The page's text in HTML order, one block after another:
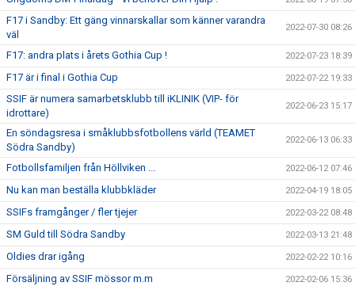
F17 i Sandby: Ett gäng vinnarskallar som känner varandra
väl
2022-07-30 08:26
F17: andra plats i årets Gothia Cup ! 2022-07-23 18:39
F17 är i final i Gothia Cup 2022-07-22 19:33
SSIF är numera samarbetsklubb till iKLINIK (VIP- för
idrottare)
2022-06-23 15:17
En söndagsresa i småklubbsfotbollens värld (TEAMET
Södra Sandby)
2022-06-13 06:33
Fotbollsfamiljen från Höllviken ... 2022-06-12 07:46
Nu kan man beställa klubbkläder 2022-04-19 18:05
SSIFs framgånger / fler tjejer 2022-03-22 08:48
SM Guld till Södra Sandby 2022-03-13 21:48
Oldies drar igång 2022-02-22 10:16
Försäljning av SSIF mössor m.m 2022-02-06 15:36